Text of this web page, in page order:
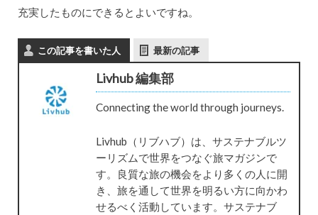
充実したものにできるとよいですね。
この記事を書いた人 最新の記事
Livhub 編集部
Connecting the world through journeys.
Livhub（リブハブ）は、サステナブルツ
ーリズムで世界をつなぐ旅マガジンで
す。良質な旅の機会をより多くの人に開
き、旅を通して世界を明るい方に向かわ
せるべく活動しています。サステナブ